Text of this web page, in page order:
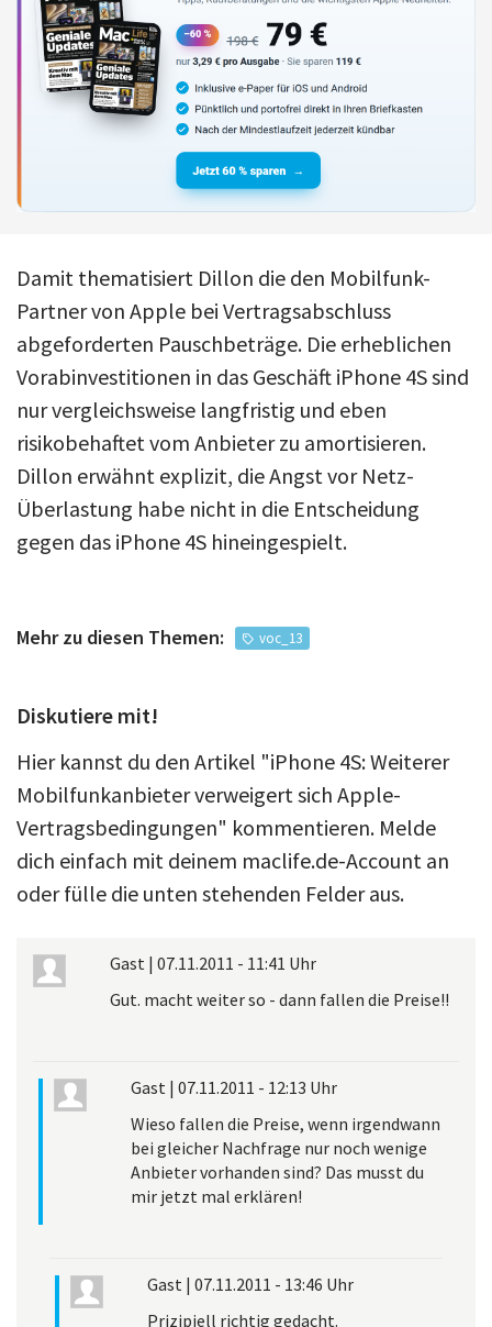
Damit thematisiert Dillon die den Mobilfunk-
Partner von Apple bei Vertragsabschluss
abgeforderten Pauschbeträge. Die erheblichen
Vorabinvestitionen in das Geschäft iPhone 4S sind
nur vergleichsweise langfristig und eben
risikobehaftet vom Anbieter zu amortisieren.
Dillon erwähnt explizit, die Angst vor Netz-
Überlastung habe nicht in die Entscheidung
gegen das iPhone 4S hineingespielt.
Mehr zu diesen Themen: voc_13
Diskutiere mit!
Hier kannst du den Artikel "iPhone 4S: Weiterer
Mobilfunkanbieter verweigert sich Apple-
Vertragsbedingungen" kommentieren. Melde
dich einfach mit deinem maclife.de-Account an
oder fülle die unten stehenden Felder aus.
Gast | 07.11.2011 - 11:41 Uhr
Gut. macht weiter so - dann fallen die Preise!!
Gast | 07.11.2011 - 12:13 Uhr
Wieso fallen die Preise, wenn irgendwann
bei gleicher Nachfrage nur noch wenige
Anbieter vorhanden sind? Das musst du
mir jetzt mal erklären!
Gast | 07.11.2011 - 13:46 Uhr
Prizipiell richtig gedacht.